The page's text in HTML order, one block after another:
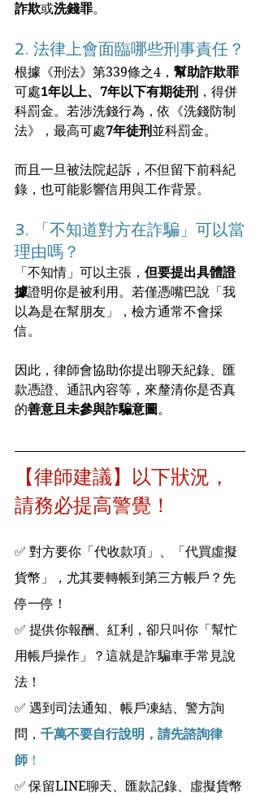
詐欺或洗錢罪。
2. 法律上會面臨哪些刑事責任？
根據《刑法》第339條之4， 幫助詐欺罪
可處1年以上、7年以下有期徒刑 ，得併
科罰金。若涉洗錢行為，依《洗錢防制
法》，最高可處7年徒刑 並科罰金。
而且一旦被法院起訴，不但留下前科紀
錄，也可能影響信用與工作背景。
3. 「不知道對方在詐騙」可以當
理由嗎？
「不知情」可以主張， 但要提出具體證
據證明你是被利用。若僅憑嘴巴說「我
以為是在幫朋友」，檢方通常不會採
信。
因此，律師會協助你提出聊天紀錄、匯
款憑證、通訊內容等，來釐清你是否真
的善意且未參與詐騙意圖。
【律師建議】以下狀況，
請務必提高警覺！
✅ 對方要你「代收款項」、「代買虛擬
貨幣」，尤其要轉帳到第三方帳戶？先
停一停！
✅ 提供你報酬、紅利，卻只叫你「幫忙
用帳戶操作」？這就是詐騙車手常見說
法！
✅ 遇到司法通知、帳戶凍結、警方詢
問， 千萬不要自行說明，請先諮詢律
師 ！
✅ 保留LINE聊天、匯款記錄、虛擬貨幣